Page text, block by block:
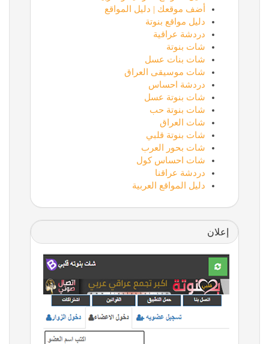
أضف موقعك | دليل المواقع
دليل مواقع بنوتة
دردشة عراقية
شات بنوتة
شات بنات عسل
شات موسيقى العراق
دردشة احساس
شات بنوتة عسل
شات بنوتة حب
شات العراق
شات بنوتة قلبي
شات بحور العرب
شات احساس كول
دردشة عراقنا
دليل المواقع العربية
إعلان